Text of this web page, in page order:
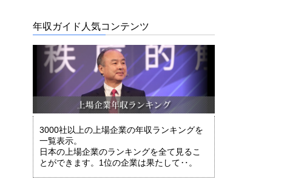
年収ガイド人気コンテンツ
3000社以上の上場企業の年収ランキングを
一覧表示。
日本の上場企業のランキングを全て見るこ
とができます。1位の企業は果たして‥。